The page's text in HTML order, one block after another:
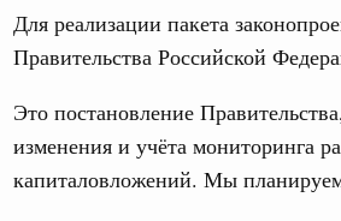
Для реализации пакета
Правительства Российской
Это постановление
изменения и учёта мониторинга
капиталовложений. Мы